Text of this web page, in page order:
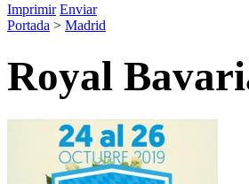
Imprimir Enviar
Portada > Madrid
Royal